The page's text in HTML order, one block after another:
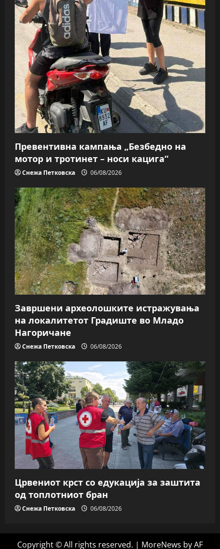
Превентивна кампања „Безбедно на
мотор и тротинет – носи кацига“
Снежа Петковска 06/08/2026
Завршени археолошките истражувања
на локалитетот Градиште во Младо
Нагоричане
Снежа Петковска 06/08/2026
Црвениот крст со едукација за заштита
од топлотниот бран
Снежа Петковска 06/08/2026
Copyright © All rights reserved. | MoreNews by AF